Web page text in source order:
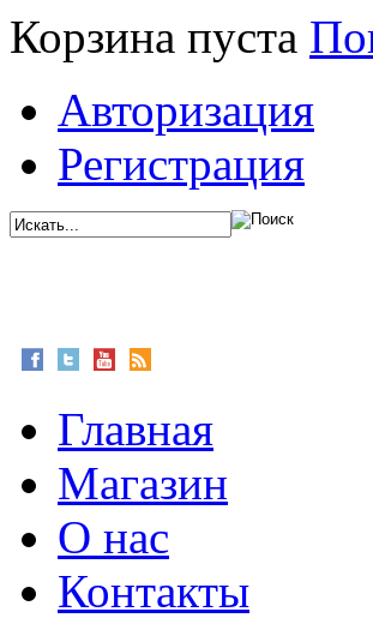
Корзина пуста
Авторизация
Регистрация
Главная
Магазин
О нас
Контакты